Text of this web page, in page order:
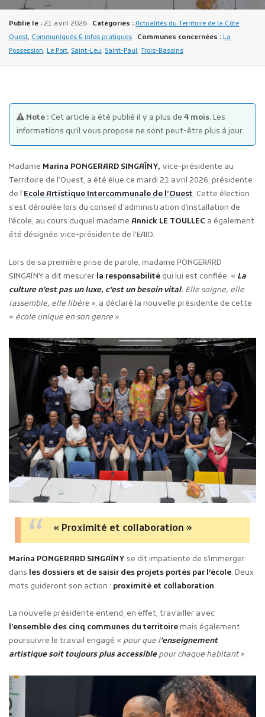
Publicité des actes
Marchés publics
Projets financés par l'Europe
Plans d'accès
Publié le : 21 avril 2026 Catégories : Actualités du Territoire de la Côte
Ouest, Communiqués & infos pratiques Communes concernées : La
Possession, Le Port, Saint-Leu, Saint-Paul, Trois-Bassins
Note : Cet article a été publié il y a plus de 4 mois. Les
informations qu'il vous propose ne sont peut-être plus à jour.
Madame Marina PONGERARD SINGAÏNY, vice-présidente au
Territoire de l’Ouest, a été élue ce mardi 21 avril 2026, présidente
de l’Ecole Artistique Intercommunale de l’Ouest. Cette élection
s’est déroulée lors du conseil d’administration d’installation de
l’école, au cours duquel madame Annick LE TOULLEC a également
été désignée vice-présidente de l’EAIO.
Lors de sa première prise de parole, madame PONGERARD
SINGAÏNY a dit mesurer la responsabilitéqui lui est confiée. « La
culture n’est pas un luxe, c’est un besoin vital. Elle soigne, elle
rassemble, elle libère », a déclaré la nouvelle présidente de cette
« école unique en son genre ».
« Proximité et collaboration »
Marina PONGERARD SINGAÏNY se dit impatiente de s’immerger
dans les dossiers et de saisir des projets portés par l’école. Deux
mots guideront son action : proximité et collaboration.
La nouvelle présidente entend, en effet, travailler avec
l’ensemble des cinq communes du territoiremais également
poursuivre le travail engagé « pour que l’enseignement
artistique soit toujours plus accessiblepour chaque habitant».